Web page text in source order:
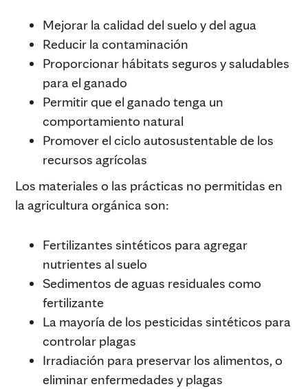
Mejorar la calidad del suelo y del agua
Reducir la contaminación
Proporcionar hábitats seguros y saludables
para el ganado
Permitir que el ganado tenga un
comportamiento natural
Promover el ciclo autosustentable de los
recursos agrícolas
Los materiales o las prácticas no permitidas en
la agricultura orgánica son:
Fertilizantes sintéticos para agregar
nutrientes al suelo
Sedimentos de aguas residuales como
fertilizante
La mayoría de los pesticidas sintéticos para
controlar plagas
Irradiación para preservar los alimentos, o
eliminar enfermedades y plagas